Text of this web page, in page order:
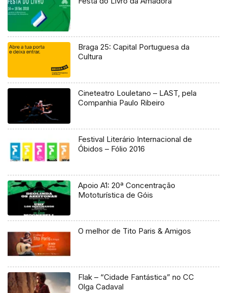
Braga 25: Capital Portuguesa da
Cultura
Cineteatro Louletano – LAST, pela
Companhia Paulo Ribeiro
Festival Literário Internacional de
Óbidos – Fólio 2016
Apoio A1: 20ª Concentração
Mototurística de Góis
O melhor de Tito Paris & Amigos
Flak – “Cidade Fantástica” no CC
Olga Cadaval